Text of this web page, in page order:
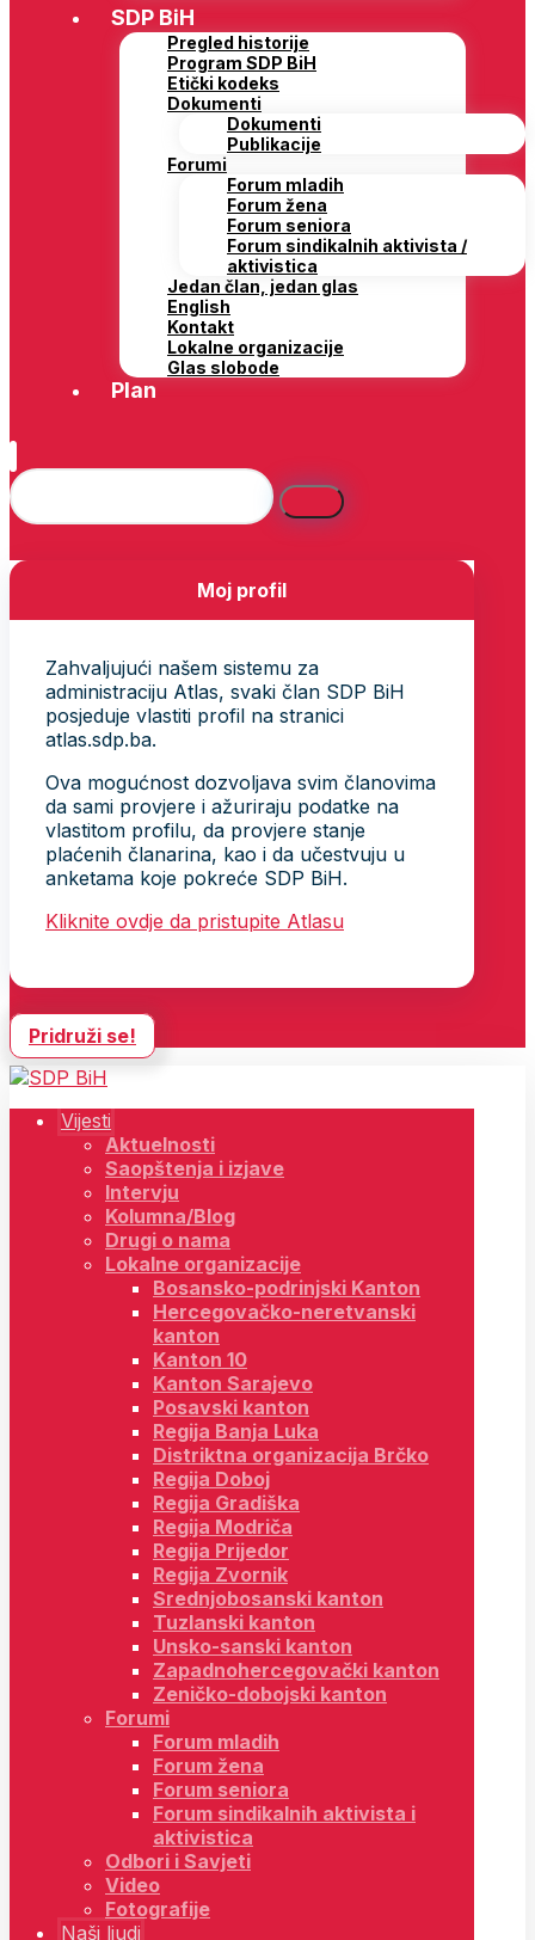
SDP BiH
Pregled historije
Program SDP BiH
Etički kodeks
Dokumenti
Dokumenti
Publikacije
Forumi
Forum mladih
Forum žena
Forum seniora
Forum sindikalnih aktivista /
aktivistica
Jedan član, jedan glas
English
Kontakt
Lokalne organizacije
Glas slobode
Plan
Moj profil
Zahvaljujući našem sistemu za
administraciju Atlas, svaki član SDP BiH
posjeduje vlastiti profil na stranici
atlas.sdp.ba.
Ova mogućnost dozvoljava svim članovima
da sami provjere i ažuriraju podatke na
vlastitom profilu, da provjere stanje
plaćenih članarina, kao i da učestvuju u
anketama koje pokreće SDP BiH.
Kliknite ovdje da pristupite Atlasu
Pridruži se!
Vijesti
Aktuelnosti
Saopštenja i izjave
Intervju
Kolumna/Blog
Drugi o nama
Lokalne organizacije
Bosansko-podrinjski Kanton
Hercegovačko-neretvanski
kanton
Kanton 10
Kanton Sarajevo
Posavski kanton
Regija Banja Luka
Distriktna organizacija Brčko
Regija Doboj
Regija Gradiška
Regija Modriča
Regija Prijedor
Regija Zvornik
Srednjobosanski kanton
Tuzlanski kanton
Unsko-sanski kanton
Zapadnohercegovački kanton
Zeničko-dobojski kanton
Forumi
Forum mladih
Forum žena
Forum seniora
Forum sindikalnih aktivista i
aktivistica
Odbori i Savjeti
Video
Fotografije
Naši ljudi